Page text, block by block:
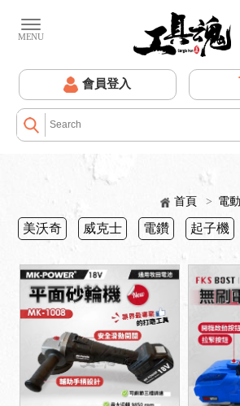
會員登入
首頁 > 電
美沃奇 威克士 電鑽 起子機